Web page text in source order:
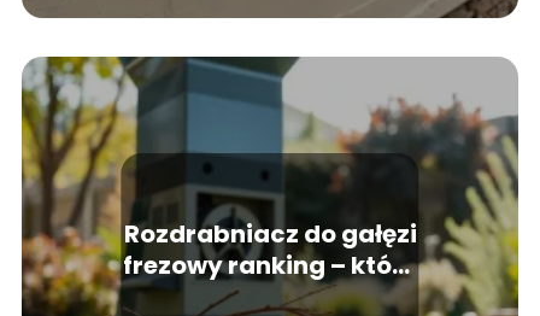
Rozdrabniacz do gałęzi
frezowy ranking – który
wybrać?